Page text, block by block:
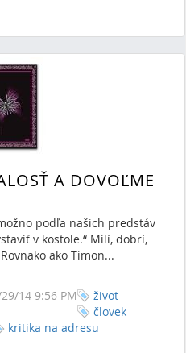
A DOVOĽME
podľa našich predstáv
v kostole.“ Milí, dobrí,
ako Timon...
14 9:56 PM
život
človek
kritika na adresu